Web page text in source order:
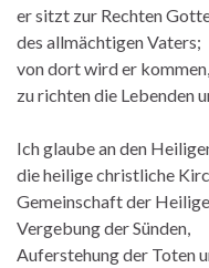
er sitzt zur Rechten
des allmächtigen Vaters;
von dort wird er kommen,
zu richten die Lebenden
Ich glaube an den
die heilige christliche
Gemeinschaft der
Vergebung der Sünden,
Auferstehung der Toten